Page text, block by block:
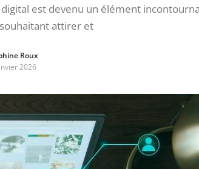
est devenu un élément
attirer et
Roux
2026